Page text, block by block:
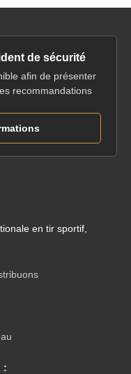
de sécurité
afin de présenter
recommandations
en tir sportif,
: